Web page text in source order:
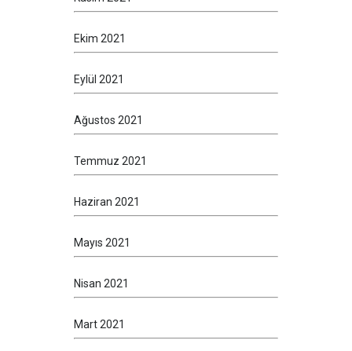
Ekim 2021
Eylül 2021
Ağustos 2021
Temmuz 2021
Haziran 2021
Mayıs 2021
Nisan 2021
Mart 2021